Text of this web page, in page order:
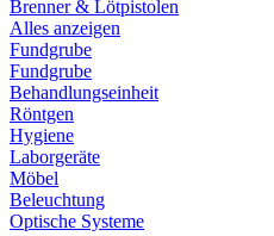
Brenner & Lötpistolen
Alles anzeigen
Fundgrube
Fundgrube
Behandlungseinheit
Röntgen
Hygiene
Laborgeräte
Möbel
Beleuchtung
Optische Systeme